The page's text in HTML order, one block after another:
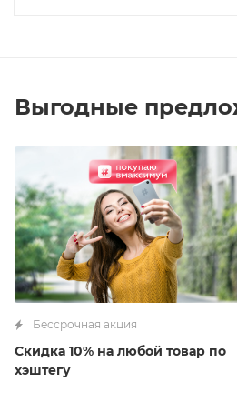
Выгодные
Бессрочная акция
Скидка 10% на любой товар по
хэштегу